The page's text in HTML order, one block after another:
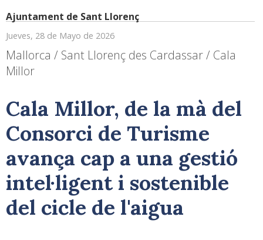
Ajuntament de Sant Llorenç
Jueves, 28 de Mayo de 2026
Mallorca / Sant Llorenç des Cardassar / Cala
Millor
Cala Millor, de la mà del
Consorci de Turisme
avança cap a una gestió
intel·ligent i sostenible
del cicle de l'aigua